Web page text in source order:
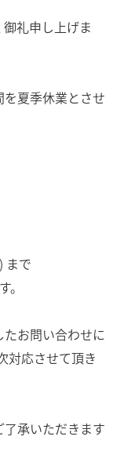
礼申し上げま
夏季休業とさせ
まで
お問い合わせに
対応させて頂き
承いただきます